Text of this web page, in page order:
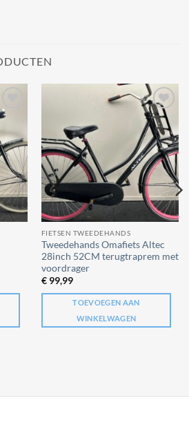
to
Add to
wishlist
FIETSEN TWEEDEHANDS
Tweedehands Omafiets Altec
28inch 52CM terugtraprem met
voordrager
€99,99
TOEVOEGEN AAN
WINKELWAGEN